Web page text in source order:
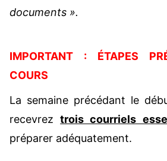
documents ».
IMPORTANT : ÉTAPES
COURS
La semaine précédant le
recevreztrois courriels
préparer adéquatement.